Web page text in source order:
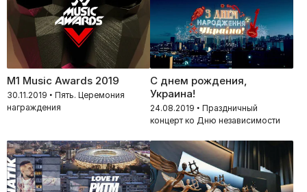
M1 Music Awards 2019
30.11.2019 • Пять. Церемония
награждения
С днем рождения,
Украина!
24.08.2019 • Праздничный
концерт ко Дню независимости